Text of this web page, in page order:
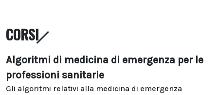
CORSI
Algoritmi di medicina di emergenza per le
professioni sanitarie
Gli algoritmi relativi alla medicina di emergenza